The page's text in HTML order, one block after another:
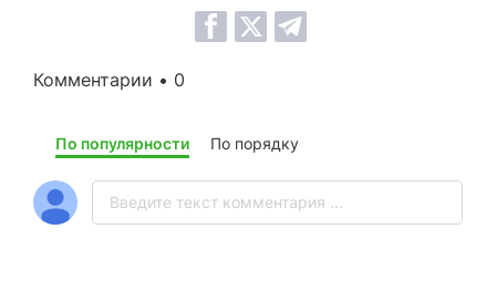
Комментарии • 0
По популярности По порядку